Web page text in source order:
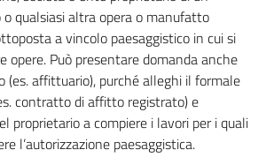
qualsiasi altra opera o manufatto
a vincolo paesaggistico in cui si
opere. Può presentare domanda anche
affittuario), purché alleghi il formale
contratto di affitto registrato) e
proprietario a compiere i lavori per i quali
l’autorizzazione paesaggistica.